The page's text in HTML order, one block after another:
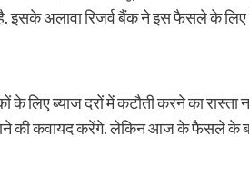
अलावा रिजर्व बैंक ने इस फैसले के लिए
ब्याज दरों में कटौती करने का रास्ता
की कवायद करेंगे. लेकिन आज के फैसले के